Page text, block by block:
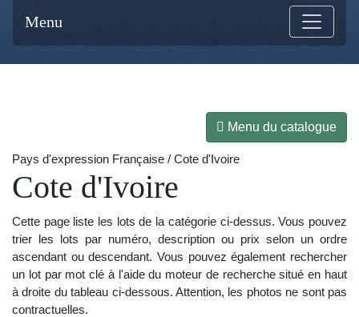
Menu
Menu du catalogue
Pays d'expression Française / Cote d'Ivoire
Cote d'Ivoire
Cette page liste les lots de la catégorie ci-dessus. Vous pouvez
trier les lots par numéro, description ou prix selon un ordre
ascendant ou descendant. Vous pouvez également rechercher
un lot par mot clé à l'aide du moteur de recherche situé en haut
à droite du tableau ci-dessous. Attention, les photos ne sont pas
contractuelles.